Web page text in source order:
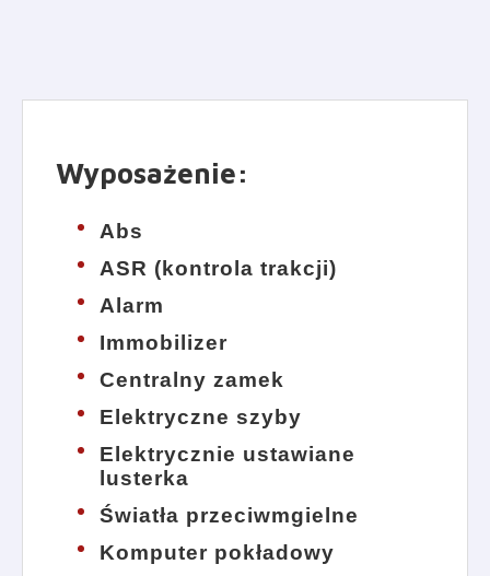
Wyposażenie:
Abs
ASR (kontrola trakcji)
Alarm
Immobilizer
Centralny zamek
Elektryczne szyby
Elektrycznie ustawiane
lusterka
Światła przeciwmgielne
Komputer pokładowy